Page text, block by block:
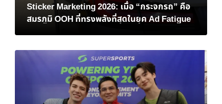
Sticker Marketing 2026: เมื่อ “กระจกรถ” คือ
สมรภูมิ OOH ที่ทรงพลังที่สุดในยุค Ad Fatigue